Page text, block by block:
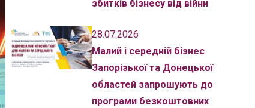
збитків бізнесу від війни
28.07.2026
Малий і середній бізнес
Запорізької та Донецької
областей запрошують до
програми безкоштовних